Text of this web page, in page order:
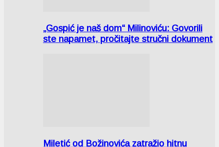
„Gospić je naš dom“ Milinoviću: Govorili
ste napamet, pročitajte stručni dokument
Miletić od Božinovića zatražio hitnu